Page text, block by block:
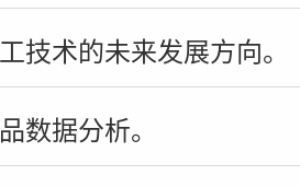
技术的未来发展方向。
数据分析。